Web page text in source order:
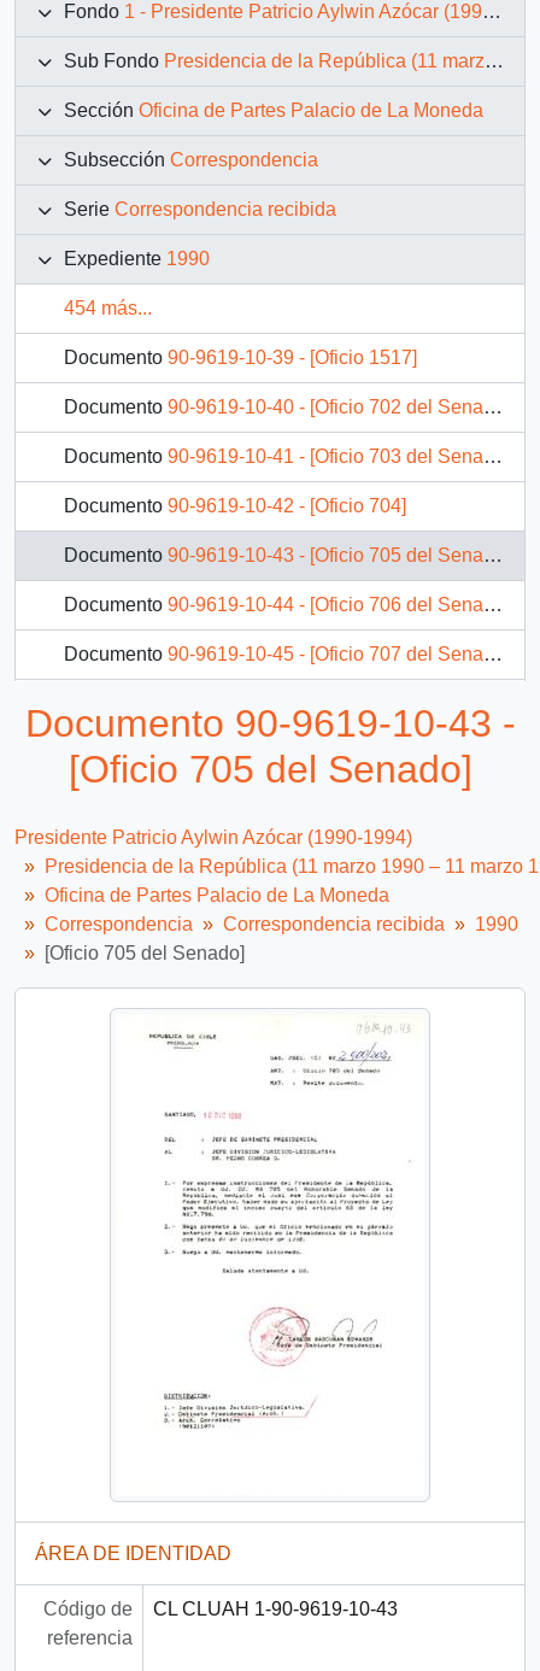
Fondo 1 - Presidente Patricio Aylwin Azócar (1990-1994)
Sub Fondo Presidencia de la República (11 marzo 1990 – 11 marzo 1994)
Sección Oficina de Partes Palacio de La Moneda
Subsección Correspondencia
Serie Correspondencia recibida
Expediente 1990
454 más...
Documento 90-9619-10-39 - [Oficio 1517]
Documento 90-9619-10-40 - [Oficio 702 del Senado]
Documento 90-9619-10-41 - [Oficio 703 del Senado]
Documento 90-9619-10-42 - [Oficio 704]
Documento 90-9619-10-43 - [Oficio 705 del Senado]
Documento 90-9619-10-44 - [Oficio 706 del Senado]
Documento 90-9619-10-45 - [Oficio 707 del Senado]
Documento 90-9619-10-47 - [Oficio 1594 Cámara de diputados]
Documento 90-9619-10-43 -
[Oficio 705 del Senado]
Presidente Patricio Aylwin Azócar (1990-1994)
Presidencia de la República (11 marzo 1990 – 11 marzo
Oficina de Partes Palacio de La Moneda
Correspondencia
Correspondencia recibida
1990
[Oficio 705 del Senado]
ÁREA DE IDENTIDAD
Código de
referencia
CL CLUAH 1-90-9619-10-43